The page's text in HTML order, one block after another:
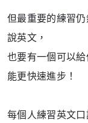
但最重要的練習
說英文，
也要有一個可以
能更快速進步！
每個人練習英文